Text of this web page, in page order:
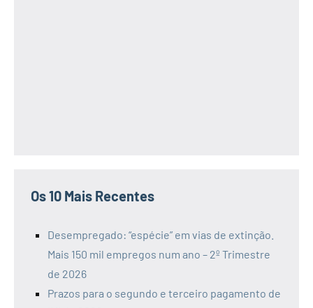
Os 10 Mais Recentes
Desempregado: “espécie” em vias de extinção.
Mais 150 mil empregos num ano – 2º Trimestre
de 2026
Prazos para o segundo e terceiro pagamento de